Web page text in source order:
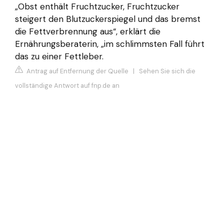
„Obst enthält Fruchtzucker, Fruchtzucker
steigert den Blutzuckerspiegel und das bremst
die Fettverbrennung aus“, erklärt die
Ernährungsberaterin, „im schlimmsten Fall führt
das zu einer Fettleber.
Antrag auf Entfernung der Quelle | Sehen Sie sich die
vollständige Antwort auf fnp.de an